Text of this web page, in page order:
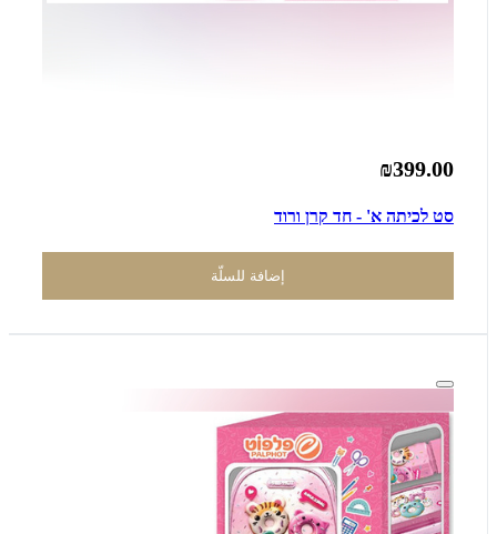
₪399.00
סט לכיתה א' - חד קרן ורוד
إضافة للسلّة